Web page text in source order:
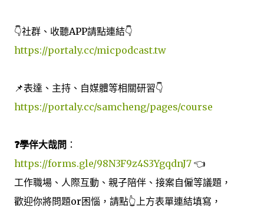
👇社群、收聽APP請點連結👇
https://portaly.cc/micpodcast.tw
📌表達、主持、自媒體等相關研習👇
https://portaly.cc/samcheng/pages/course
❓學伴大哉問 ：
https://forms.gle/98N3F9z4S3YgqdnJ7 👈
工作職場、人際互動、親子陪伴、接案自僱等議題，
歡迎你將問題or困惱，請點👆上方表單連結填寫，